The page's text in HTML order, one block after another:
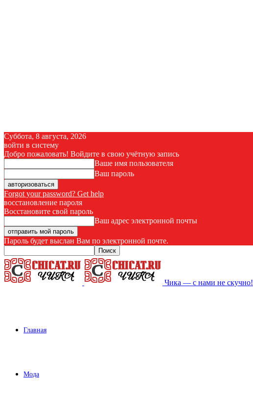
Суббота, 8 августа, 2026
войти в систему
Добро пожаловать! Войдите в свою учётную запись
Ваше имя пользователя
Ваш пароль
Forgot your password? Get help
восстановление пароля
Восстановите свой пароль
Ваш адрес электронной почты
Пароль будет выслан Вам по электронной почте.
Чика — с нами не скучно!
Главная
Мода